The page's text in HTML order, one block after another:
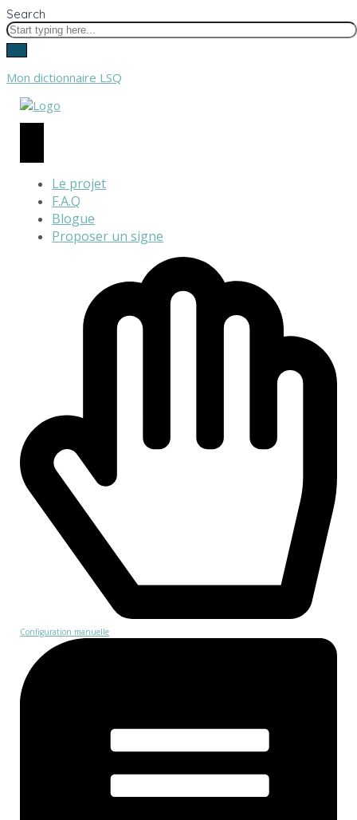
Search
Mon dictionnaire LSQ
Le projet
F.A.Q
Blogue
Proposer un signe
Configuration manuelle